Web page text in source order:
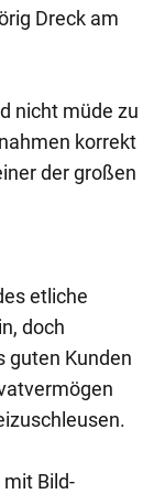
Dreck am
nicht müde zu
korrekt
der großen
etliche
doch
guten Kunden
Bild-